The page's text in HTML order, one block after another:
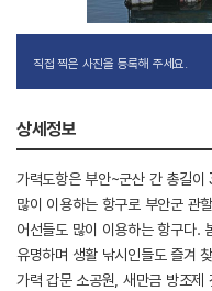
직접 찍은 사진을 등록해 주세요.
상세정보
가력도항은 부안~군산 간 총길
많이 이용하는 항구로 부안군 관
어선들도 많이 이용하는 항구다.
유명하며 생활 낚시인들도 즐겨
가력 갑문 소공원, 새만금 방조제